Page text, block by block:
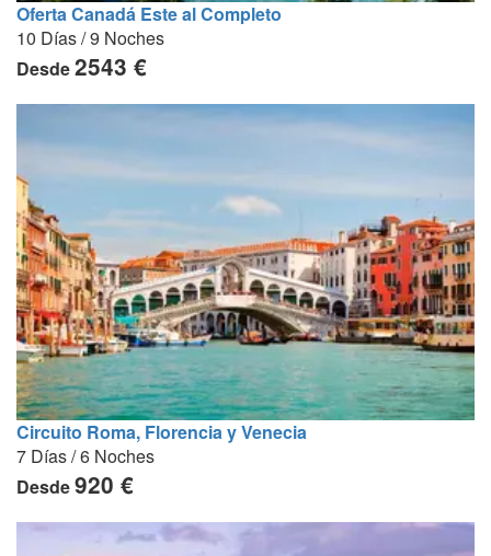
Oferta Canadá Este al Completo
10 Días / 9 Noches
Desde2543 €
Circuito Roma, Florencia y Venecia
7 Días / 6 Noches
Desde920 €